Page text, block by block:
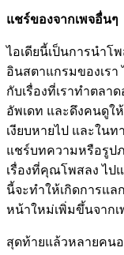
แชร์ของจากเพจอื่นๆ
ไอเดียนี้เป็นการนำโ
อินสตาแกรมของเรา
กับเรื่องที่เราทำตล
อัพเดท และดึงคนดูใ
เงียบหายไป และใน
แชร์บทความหรือรูป
เรื่องที่คุณโพสลง ไป
นี้จะทำให้เกิดการแล
หน้าใหม่เพิ่มขึ้นจาก
สุดท้ายแล้วหลายคนอ